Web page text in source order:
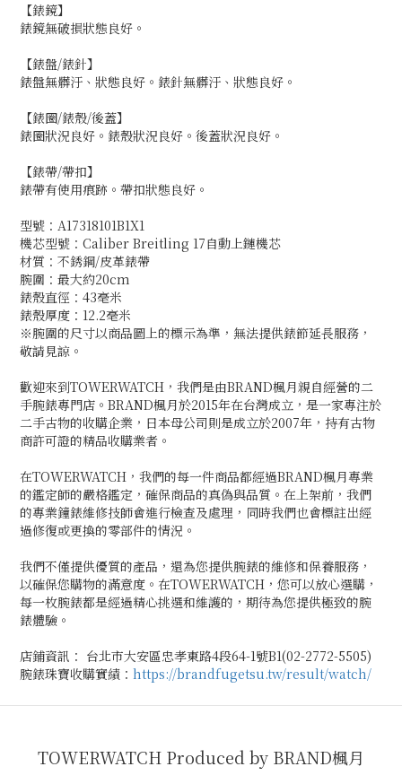
【錶鏡】
錶鏡無破損狀態良好。
【錶盤/錶針】
錶盤無髒汙、狀態良好。錶針無髒汙、狀態良好。
【錶圈/錶殼/後蓋】
錶圈狀況良好。錶殼狀況良好。後蓋狀況良好。
【錶帶/帶扣】
錶帶有使用痕跡。帶扣狀態良好。
型號：A17318101B1X1
機芯型號：Caliber Breitling 17自動上鏈機芯
材質：不銹鋼/皮革錶帶
腕圍：最大約20cm
錶殼直徑：43毫米
錶殼厚度：12.2毫米
※腕圍的尺寸以商品圖上的標示為準，無法提供錶節延長服務，
敬請見諒。
歡迎來到TOWERWATCH，我們是由BRAND楓月親自經營的二
手腕錶專門店。BRAND楓月於2015年在台灣成立，是一家專注於
二手古物的收購企業，日本母公司則是成立於2007年，持有古物
商許可證的精品收購業者。
在TOWERWATCH，我們的每一件商品都經過BRAND楓月專業
的鑑定師的嚴格鑑定，確保商品的真偽與品質。在上架前，我們
的專業鐘錶維修技師會進行檢查及處理，同時我們也會標註出經
過修復或更換的零部件的情況。
我們不僅提供優質的產品，還為您提供腕錶的維修和保養服務，
以確保您購物的滿意度。在TOWERWATCH，您可以放心選購，
每一枚腕錶都是經過精心挑選和維護的，期待為您提供極致的腕
錶體驗。
店鋪資訊： 台北市大安區忠孝東路4段64-1號B1(02-2772-5505)
腕錶珠寶收購實績： https://brandfugetsu.tw/result/watch/
TOWERWATCH Produced by BRAND楓月